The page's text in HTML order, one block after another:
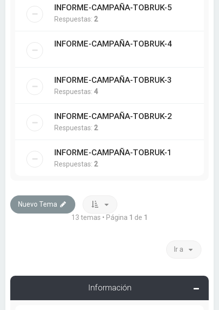
INFORME-CAMPAÑA-TOBRUK-5
Respuestas: 2
INFORME-CAMPAÑA-TOBRUK-4
INFORME-CAMPAÑA-TOBRUK-3
Respuestas:4
INFORME-CAMPAÑA-TOBRUK-2
Respuestas: 2
INFORME-CAMPAÑA-TOBRUK-1
Respuestas: 2
Nuevo Tema
13 temas • Página 1 de 1
Ir a
Información